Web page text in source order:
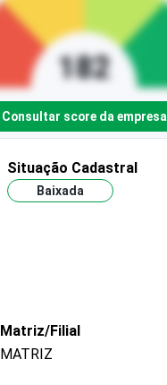
Consultar score da empresa
Situação Cadastral
Baixada
Matriz/Filial
MATRIZ